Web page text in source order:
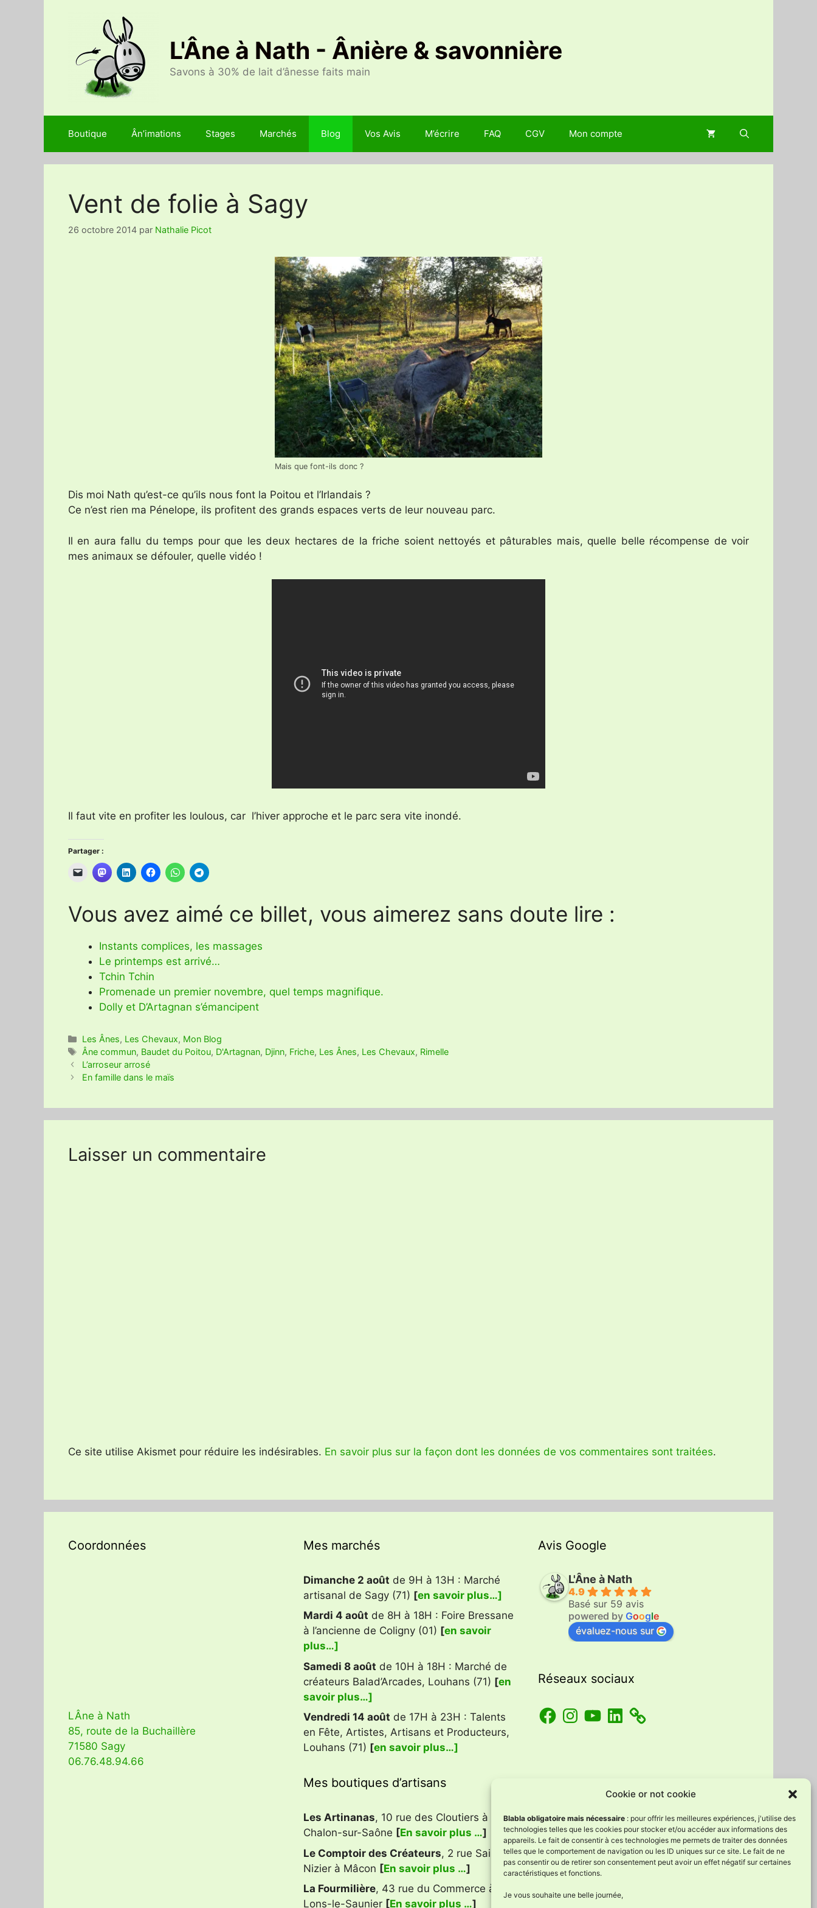
Cookie or not cookie
Blabla obligatoire mais nécessaire : pour offrir les meilleures expériences, j'utilise des
technologies telles que les cookies pour stocker et/ou accéder aux informations des
appareils. Le fait de consentir à ces technologies me permets de traiter des données
telles que le comportement de navigation ou les ID uniques sur ce site. Le fait de ne
pas consentir ou de retirer son consentement peut avoir un effet négatif sur certaines
caractéristiques et fonctions.
Je vous souhaite une belle journée,
L'Âne à Nath - Ânière & savonnière
Savons à 30% de lait d’ânesse faits main
Boutique Ân’imations Stages Marchés Blog Vos Avis M’écrire FAQ CGV Mon compte
Vent de folie à Sagy
26 octobre 2014 par Nathalie Picot
Mais que font-ils donc ?
Dis moi Nath qu’est-ce qu’ils nous font la Poitou et l’Irlandais ?
Ce n’est rien ma Pénelope, ils profitent des grands espaces verts de leur nouveau parc.
Il en aura fallu du temps pour que les deux hectares de la friche soient nettoyés et pâturables mais, quelle belle récompense de voir
mes animaux se défouler, quelle vidéo !
Il faut vite en profiter les loulous, car l’hiver approche et le parc sera vite inondé.
Partager :
Vous avez aimé ce billet, vous aimerez sans doute lire :
Instants complices, les massages
Le printemps est arrivé…
Tchin Tchin
Promenade un premier novembre, quel temps magnifique.
Dolly et D’Artagnan s’émancipent
Catégories
Les Ânes, Les Chevaux, Mon Blog
Étiquettes
Âne commun, Baudet du Poitou, D'Artagnan, Djinn, Friche, Les Ânes, Les Chevaux, Rimelle
L’arroseur arrosé
En famille dans le maïs
Laisser un commentaire
Ce site utilise Akismet pour réduire les indésirables. En savoir plus sur la façon dont les données de vos commentaires sont traitées.
Coordonnées
LÂne à Nath
85, route de la Buchaillère
71580 Sagy
06.76.48.94.66
Mes marchés
Dimanche 2 août de 9H à 13H : Marché
artisanal de Sagy (71) [en savoir plus…]
Mardi 4 août de 8H à 18H : Foire Bressane
à l’ancienne de Coligny (01) [en savoir
plus…]
Samedi 8 août de 10H à 18H : Marché de
créateurs Balad’Arcades, Louhans (71) [en
savoir plus…]
Vendredi 14 août de 17H à 23H : Talents
en Fête, Artistes, Artisans et Producteurs,
Louhans (71) [en savoir plus…]
Mes boutiques d’artisans
Les Artinanas, 10 rue des Cloutiers à
Chalon-sur-Saône [En savoir plus …]
Le Comptoir des Créateurs, 2 rue Saint
Nizier à Mâcon [En savoir plus …]
La Fourmilière, 43 rue du Commerce à
Lons-le-Saunier [En savoir plus …]
Avis Google
L'Âne à Nath
4.9
Basé sur 59 avis
powered by Google
évaluez-nous sur
Réseaux sociaux
FacebookInstagram
YouTubeLinkedIn